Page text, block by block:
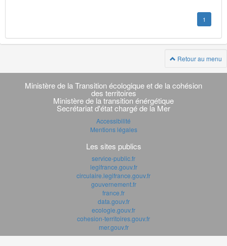
1
Retour au menu
Navigation
transverse
Ministère de la Transition écologique et de la cohésion
des territoires
Ministère de la transition énérgétique
Secrétariat d'état chargé de la Mer
Accessibilité
Mentions légales
Les sites publics
service-public.fr
legifrance.gouv.fr
circulaire.legifrance.gouv.fr
gouvernement.fr
france.fr
data.gouv.fr
ecologie.gouv.fr
cohesion-territoires.gouv.fr
mer.gouv.fr